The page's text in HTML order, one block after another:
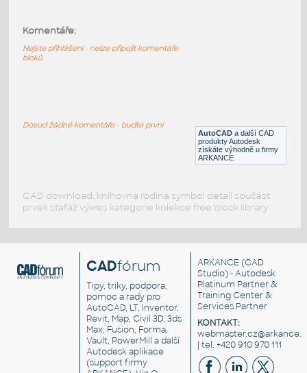
DWG Vzduchotechnika
VzduchotechnikaAutoCAD a další CAD
produkty Autodesk
získáte výhodně u firmy
ARKANCE
Komentáře:
Nejste přihlášeni - nelze připojit komentáře
bloků
Dosud žádné komentáře - buďte první
CAD download: knihovna rodina symbol detail součást
prvek stafáž výkres kategorie kolekce free block library
CADfórum
Tipy, triky, podpora,
pomoc a rady pro
AutoCAD, LT, Inventor,
Revit, Map, Civil 3D, 3ds
Max, Fusion, Forma,
Vault, PowerMill a další
Autodesk aplikace
(support firmy
ARKANCE (CAD
Studio) - Autodesk
Platinum Partner &
Training Center &
Services Partner
KONTAKT:
| tel. +420 910 970 111